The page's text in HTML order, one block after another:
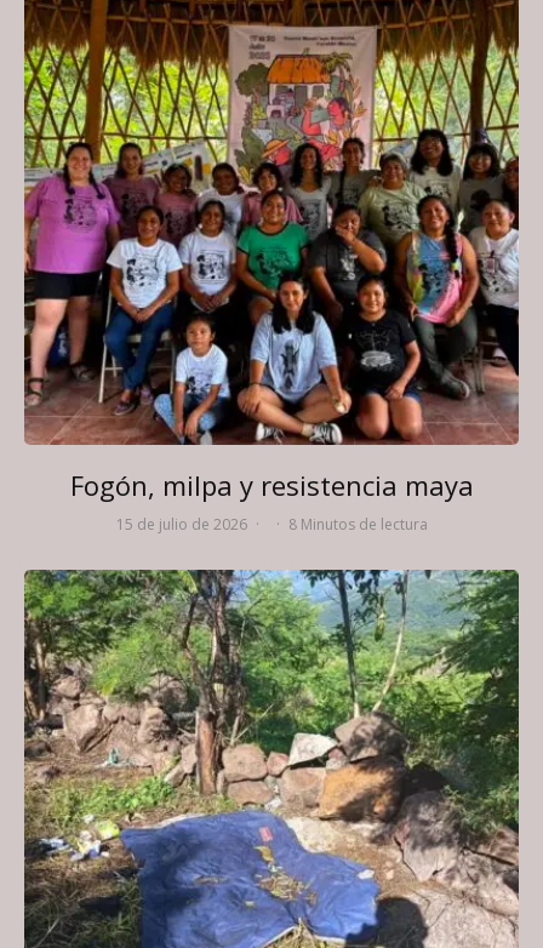
Fogón, milpa y resistencia maya
15 de julio de 2026 · · 8 Minutos de lectura